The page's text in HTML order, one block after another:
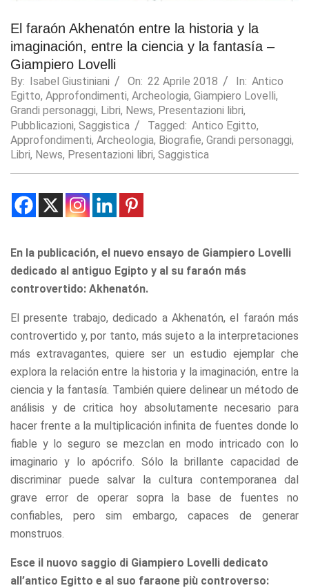
El faraón Akhenatón entre la historia y la
imaginación, entre la ciencia y la fantasía –
Giampiero Lovelli
By: Isabel Giustiniani On: 22 Aprile 2018 In: Antico
Egitto, Approfondimenti, Archeologia, Giampiero Lovelli,
Grandi personaggi, Libri, News, Presentazioni libri,
Pubblicazioni, Saggistica Tagged: Antico Egitto,
Approfondimenti, Archeologia, Biografie, Grandi personaggi,
Libri, News, Presentazioni libri, Saggistica
En la publicación, el nuevo ensayo de Giampiero Lovelli
dedicado al antiguo Egipto y al su faraón más
controvertido: Akhenatón.
El presente trabajo, dedicado a Akhenatón, el faraón más
controvertido y, por tanto, más sujeto a la interpretaciones
más extravagantes, quiere ser un estudio ejemplar che
explora la relación entre la historia y la imaginación, entre la
ciencia y la fantasía. También quiere delinear un método de
análisis y de critica hoy absolutamente necesario para
hacer frente a la multiplicación infinita de fuentes donde lo
fiable y lo seguro se mezclan en modo intricado con lo
imaginario y lo apócrifo. Sólo la brillante capacidad de
discriminar puede salvar la cultura contemporanea dal
grave error de operar sopra la base de fuentes no
confiables, pero sim embargo, capaces de generar
monstruos.
Esce il nuovo saggio di Giampiero Lovelli dedicato
all’antico Egitto e al suo faraone più controverso:
Statistics
In order for
us to
improve the
website's
functionality
and
structure,
based on
how the
website is
Experience
to perform
as well as
during your
refuse these
cookies,
functionality
will
disappear
from the
website.
Marketing
By sharing
your
interests
and
behavior as
you visit our
increase the
chance of